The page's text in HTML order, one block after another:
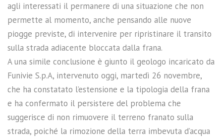
agli interessati il permanere di una situazione che non
permette al momento, anche pensando alle nuove
piogge previste, di intervenire per ripristinare il transito
sulla strada adiacente bloccata dalla frana.
A una simile conclusione è giunto il geologo incaricato da
Funivie S.p.A, intervenuto oggi, martedì 26 novembre,
che ha constatato l’estensione e la tipologia della frana
e ha confermato il persistere del problema che
suggerisce di non rimuovere il terreno franato sulla
strada, poiché la rimozione della terra imbevuta d’acqua